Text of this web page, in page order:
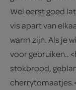
Wel eerst goed
vis apart van
warm zijn. Als je
voor gebruiken..
stokbrood,